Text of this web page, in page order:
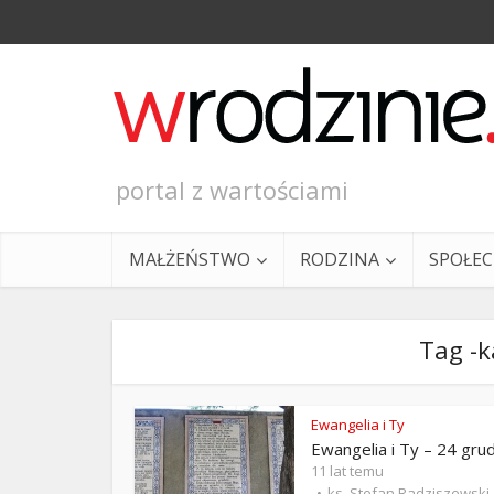
portal z wartościami
MAŁŻEŃSTWO RODZINA
Tag -
Ewangelia i Ty
Ewangelia i Ty – 24
11 lat temu